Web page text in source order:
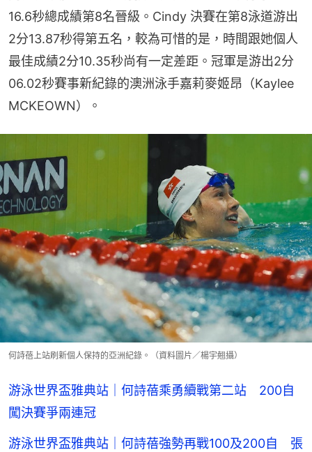
16.6秒總成績第8名晉級。Cindy 決賽在第8泳道游出
2分13.87秒得第五名，較為可惜的是，時間跟她個人
最佳成績2分10.35秒尚有一定差距。冠軍是游出2分
06.02秒賽事新紀錄的澳洲泳手嘉莉麥姬昂（Kaylee
MCKEOWN）。
何詩蓓上站刷新個人保持的亞洲紀錄。（資料圖片／楊宇翹攝）
游泳世界盃雅典站｜何詩蓓乘勇續戰第二站 200自
闖決賽爭兩連冠
游泳世界盃雅典站｜何詩蓓強勢再戰100及200自 張